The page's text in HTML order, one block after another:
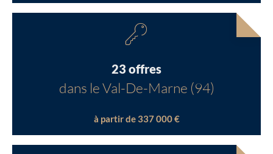
23 offres
dans le Val-De-Marne (94)
à partir de 337 000 €